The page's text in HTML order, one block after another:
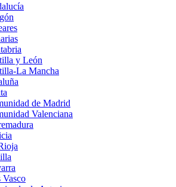
y León
La Mancha
de Madrid
Valenciana
Vasco